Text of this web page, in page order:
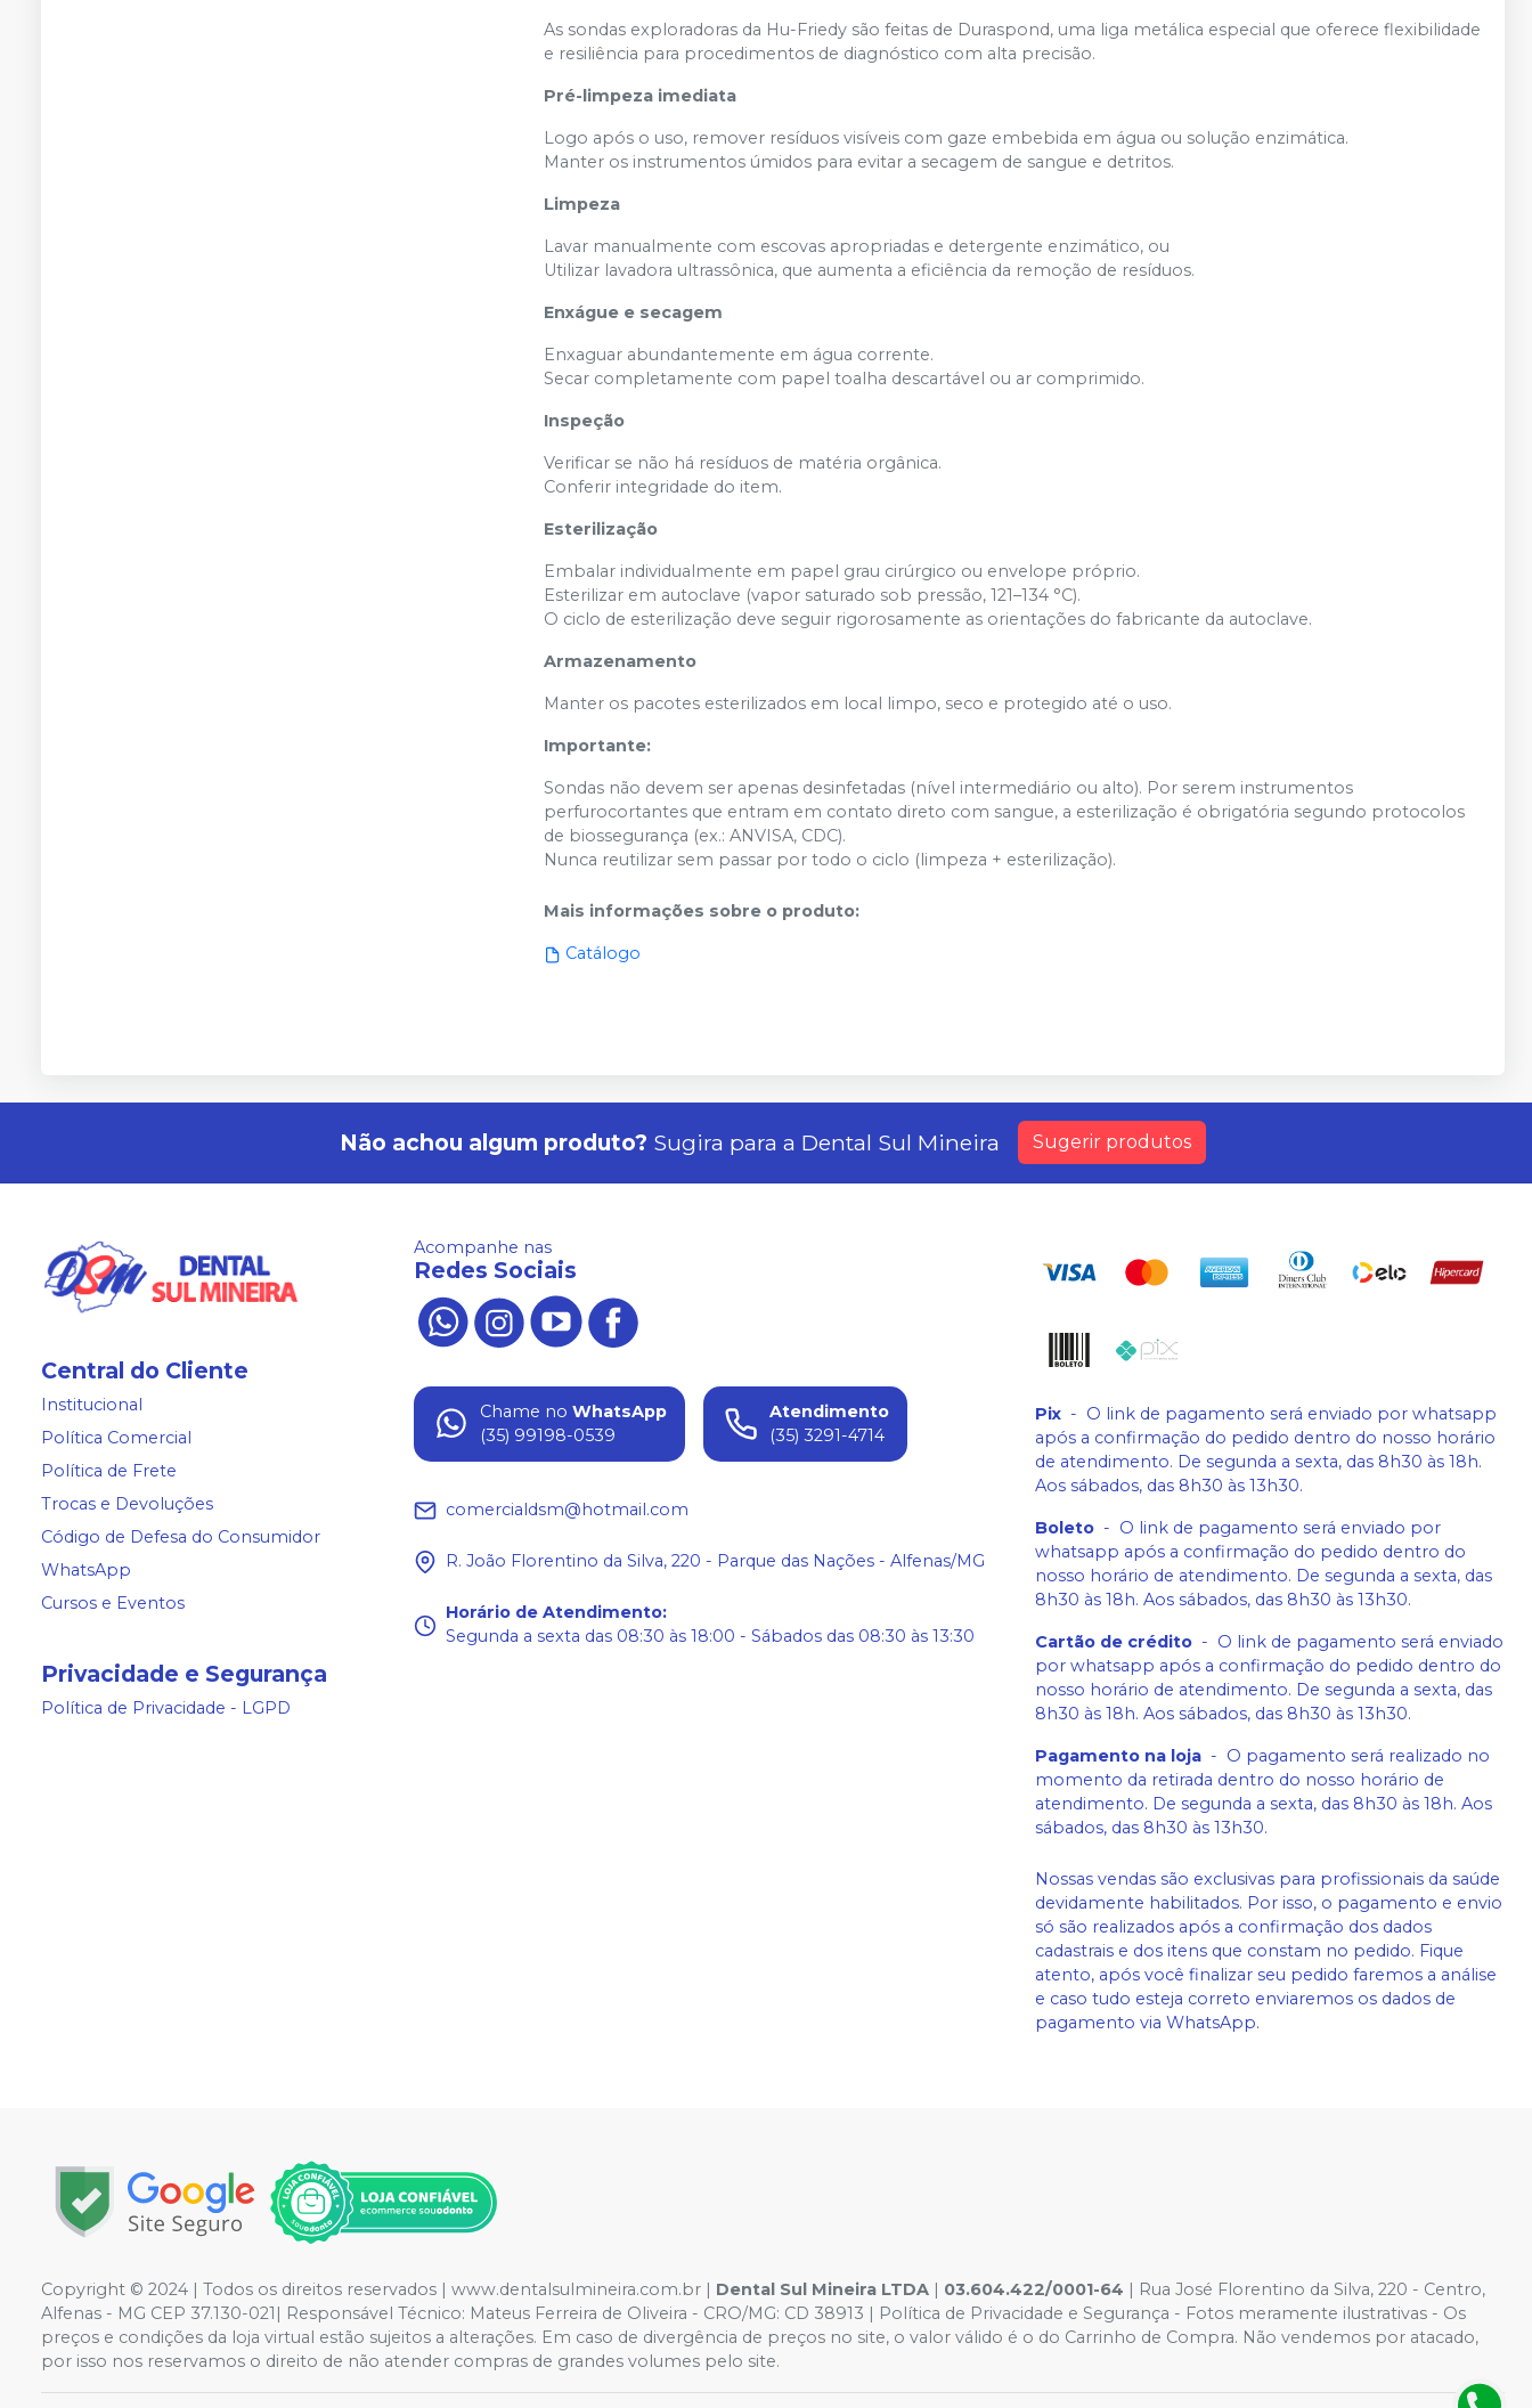
As sondas exploradoras da Hu-Friedy são feitas de Duraspond, uma liga metálica especial que oferece flexibilidade
e resiliência para procedimentos de diagnóstico com alta precisão.
Pré-limpeza imediata
Logo após o uso, remover resíduos visíveis com gaze embebida em água ou solução enzimática.
Manter os instrumentos úmidos para evitar a secagem de sangue e detritos.
Limpeza
Lavar manualmente com escovas apropriadas e detergente enzimático, ou
Utilizar lavadora ultrassônica, que aumenta a eficiência da remoção de resíduos.
Enxágue e secagem
Enxaguar abundantemente em água corrente.
Secar completamente com papel toalha descartável ou ar comprimido.
Inspeção
Verificar se não há resíduos de matéria orgânica.
Conferir integridade do item.
Esterilização
Embalar individualmente em papel grau cirúrgico ou envelope próprio.
Esterilizar em autoclave (vapor saturado sob pressão, 121–134 °C).
O ciclo de esterilização deve seguir rigorosamente as orientações do fabricante da autoclave.
Armazenamento
Manter os pacotes esterilizados em local limpo, seco e protegido até o uso.
Importante:
Sondas não devem ser apenas desinfetadas (nível intermediário ou alto). Por serem instrumentos
perfurocortantes que entram em contato direto com sangue, a esterilização é obrigatória segundo protocolos
de biossegurança (ex.: ANVISA, CDC).
Nunca reutilizar sem passar por todo o ciclo (limpeza + esterilização).
Mais informações sobre o produto:
Catálogo
Não achou algum produto? Sugira para a Dental Sul Mineira Sugerir produtos
Central do Cliente
Institucional
Política Comercial
Política de Frete
Trocas e Devoluções
Código de Defesa do Consumidor
WhatsApp
Cursos e Eventos
Privacidade e Segurança
Política de Privacidade - LGPD
Acompanhe nas
Redes Sociais
Chame no WhatsApp
(35) 99198-0539
Atendimento
(35) 3291-4714
comercialdsm@hotmail.com
R. João Florentino da Silva, 220 - Parque das Nações - Alfenas/MG
Horário de Atendimento:
Segunda a sexta das 08:30 às 18:00 - Sábados das 08:30 às 13:30
Pix - O link de pagamento será enviado por whatsapp
após a confirmação do pedido dentro do nosso horário
de atendimento. De segunda a sexta, das 8h30 às 18h.
Aos sábados, das 8h30 às 13h30.
Boleto - O link de pagamento será enviado por
whatsapp após a confirmação do pedido dentro do
nosso horário de atendimento. De segunda a sexta, das
8h30 às 18h. Aos sábados, das 8h30 às 13h30.
Cartão de crédito - O link de pagamento será enviado
por whatsapp após a confirmação do pedido dentro do
nosso horário de atendimento. De segunda a sexta, das
8h30 às 18h. Aos sábados, das 8h30 às 13h30.
Pagamento na loja - O pagamento será realizado no
momento da retirada dentro do nosso horário de
atendimento. De segunda a sexta, das 8h30 às 18h. Aos
sábados, das 8h30 às 13h30.
Nossas vendas são exclusivas para profissionais da saúde
devidamente habilitados. Por isso, o pagamento e envio
só são realizados após a confirmação dos dados
cadastrais e dos itens que constam no pedido. Fique
atento, após você finalizar seu pedido faremos a análise
e caso tudo esteja correto enviaremos os dados de
pagamento via WhatsApp.
Copyright © 2024 | Todos os direitos reservados | www.dentalsulmineira.com.br | Dental Sul Mineira LTDA 03.604.422/0001-64 | Rua José Florentino da Silva, 220 - Centro,
Alfenas - MG CEP 37.130-021| Responsável Técnico: Mateus Ferreira de Oliveira - CRO/MG: CD 38913 | Política de Privacidade e Segurança - Fotos meramente ilustrativas - Os
preços e condições da loja virtual estão sujeitos a alterações. Em caso de divergência de preços no site, o valor válido é o do Carrinho de Compra. Não vendemos por atacado,
por isso nos reservamos o direito de não atender compras de grandes volumes pelo site.